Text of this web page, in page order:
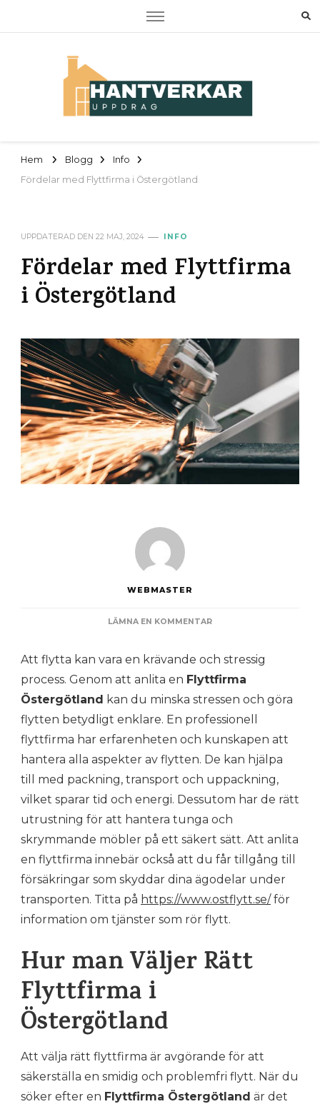
Hem Blogg
Info
Fördelar med Flyttfirma i Östergötland
UPPDATERAD DEN 22 MAJ, 2024 INFO
Fördelar med Flyttfirma
i Östergötland
WEBMASTER
LÄMNA EN KOMMENTARPÅ
FLYTTFIRMA
ÖSTERGÖTLAND
Att flytta kan vara en krävande och stressig
process. Genom att anlita en Flyttfirma
Östergötland kan du minska stressen och göra
flytten betydligt enklare. En professionell
flyttfirma har erfarenheten och kunskapen att
hantera alla aspekter av flytten. De kan hjälpa
till med packning, transport och uppackning,
vilket sparar tid och energi. Dessutom har de rätt
utrustning för att hantera tunga och
skrymmande möbler på ett säkert sätt. Att anlita
en flyttfirma innebär också att du får tillgång till
försäkringar som skyddar dina ägodelar under
transporten. Titta på https://www.ostflytt.se/ för
information om tjänster som rör flytt.
Hur man Väljer Rätt
Flyttfirma i
Östergötland
Att välja rätt flyttfirma är avgörande för att
säkerställa en smidig och problemfri flytt. När du
söker efter en Flyttfirma Östergötland är det